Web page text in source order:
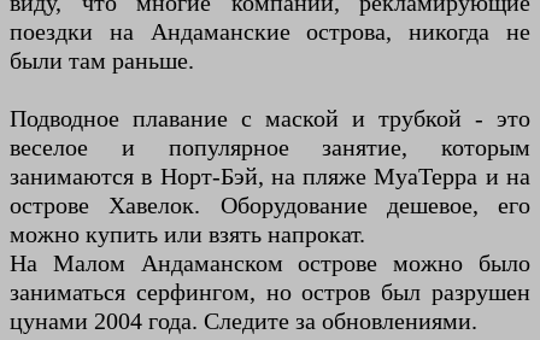
поездки на Андаманские острова, никогда не
были там раньше.
Подводное плавание с маской и трубкой - это
веселое и популярное занятие, которым
занимаются в Норт-Бэй, на пляже МуаТерра и на
острове Хавелок. Оборудование дешевое, его
можно купить или взять напрокат.
На Малом Андаманском острове можно было
заниматься серфингом, но остров был разрушен
цунами 2004 года. Следите за обновлениями.